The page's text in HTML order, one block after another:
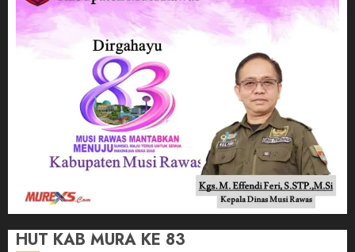
HUT KAB MURA KE 83